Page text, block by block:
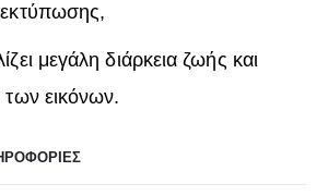
μεγάλη διάρκεια ζωής και
των εικόνων.